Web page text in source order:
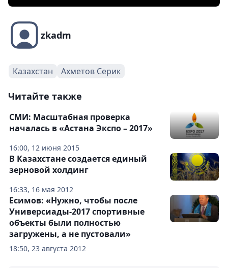
zkadm
Казахстан Ахметов Серик
Читайте также
16:00, 12 июня 2015
СМИ: Масштабная проверка
началась в «Астана Экспо – 2017»
16:33, 16 мая 2012
В Казахстане создается единый
зерновой холдинг
18:50, 23 августа 2012
Есимов: «Нужно, чтобы после
Универсиады-2017 спортивные
объекты были полностью
загружены, а не пустовали»